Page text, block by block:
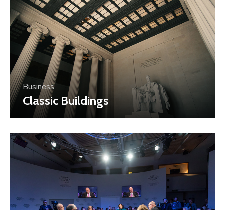
Business
Classic Buildings